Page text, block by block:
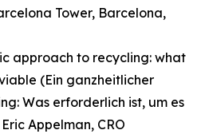
Tower, Barcelona,
approach to recycling: what
(Ein ganzheitlicher
Was erforderlich ist, um es
Appelman, CRO